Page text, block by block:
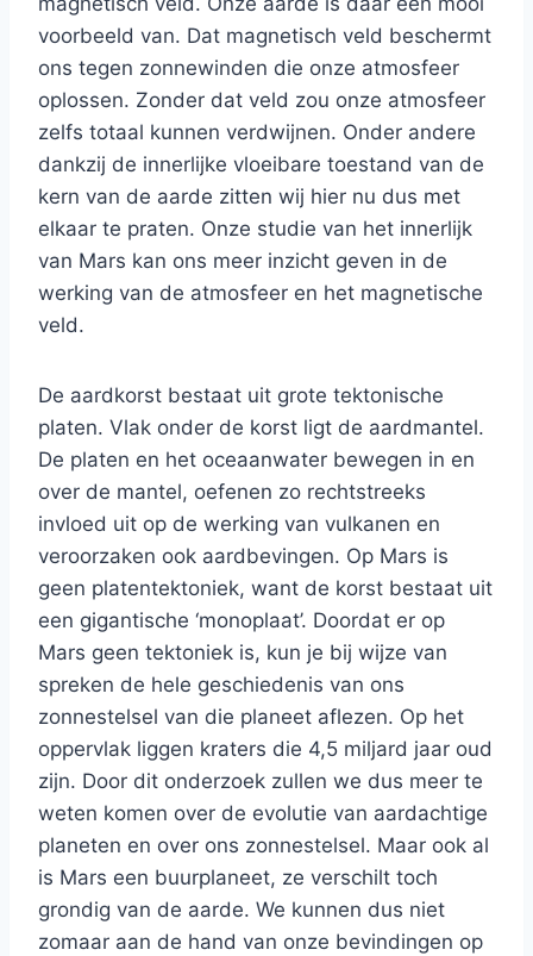
voorbeeld van. Dat magnetisch veld beschermt
ons tegen zonnewinden die onze atmosfeer
oplossen. Zonder dat veld zou onze atmosfeer
zelfs totaal kunnen verdwijnen. Onder andere
dankzij de innerlijke vloeibare toestand van de
kern van de aarde zitten wij hier nu dus met
elkaar te praten. Onze studie van het innerlijk
van Mars kan ons meer inzicht geven in de
werking van de atmosfeer en het magnetische
veld.
De aardkorst bestaat uit grote tektonische
platen. Vlak onder de korst ligt de aardmantel.
De platen en het oceaanwater bewegen in en
over de mantel, oefenen zo rechtstreeks
invloed uit op de werking van vulkanen en
veroorzaken ook aardbevingen. Op Mars is
geen platentektoniek, want de korst bestaat uit
een gigantische ‘monoplaat’. Doordat er op
Mars geen tektoniek is, kun je bij wijze van
spreken de hele geschiedenis van ons
zonnestelsel van die planeet aflezen. Op het
oppervlak liggen kraters die 4,5 miljard jaar oud
zijn. Door dit onderzoek zullen we dus meer te
weten komen over de evolutie van aardachtige
planeten en over ons zonnestelsel. Maar ook al
is Mars een buurplaneet, ze verschilt toch
grondig van de aarde. We kunnen dus niet
zomaar aan de hand van onze bevindingen op